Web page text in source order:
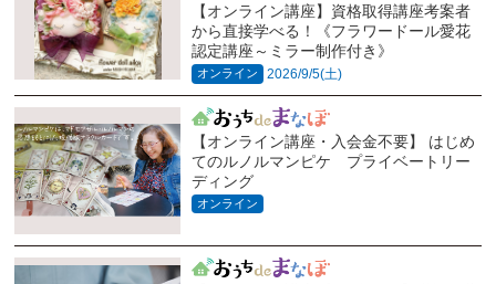
【オンライン講座】資格取得講座考案者
から直接学べる！《フラワードール愛花
認定講座～ミラー制作付き》
オンライン 2026/9/5(土)
【オンライン講座・入会金不要】 はじめ
てのルノルマンピケ プライベートリー
ディング
オンライン